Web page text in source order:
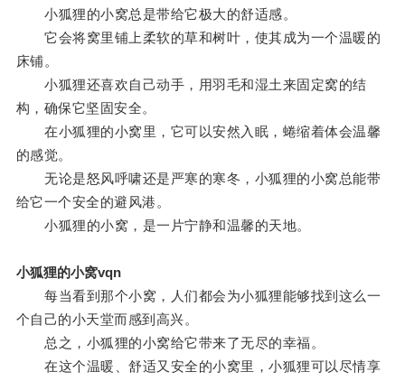
小狐狸的小窝总是带给它极大的舒适感。
它会将窝里铺上柔软的草和树叶，使其成为一个温暖的
床铺。
小狐狸还喜欢自己动手，用羽毛和湿土来固定窝的结
构，确保它坚固安全。
在小狐狸的小窝里，它可以安然入眠，蜷缩着体会温馨
的感觉。
无论是怒风呼啸还是严寒的寒冬，小狐狸的小窝总能带
给它一个安全的避风港。
小狐狸的小窝，是一片宁静和温馨的天地。
小狐狸的小窝vqn
每当看到那个小窝，人们都会为小狐狸能够找到这么一
个自己的小天堂而感到高兴。
总之，小狐狸的小窝给它带来了无尽的幸福。
在这个温暖、舒适又安全的小窝里，小狐狸可以尽情享